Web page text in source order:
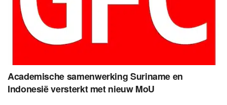
Academische samenwerking Suriname en
Indonesië versterkt met nieuw MoU